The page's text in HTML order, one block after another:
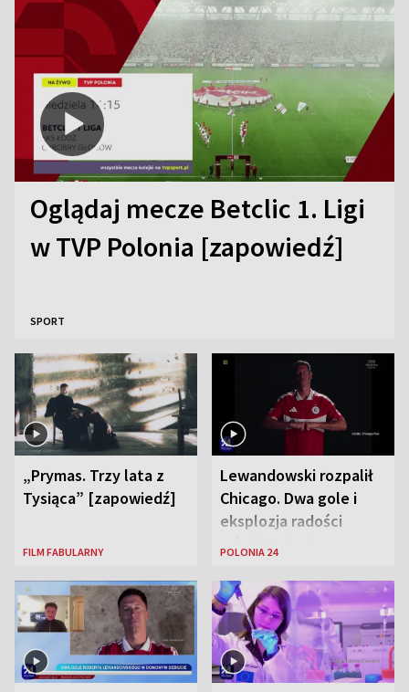
Oglądaj mecze Betclic 1. Ligi
w TVP Polonia [zapowiedź]
SPORT
„Prymas. Trzy lata z
Tysiąca” [zapowiedź]
FILM FABULARNY
Lewandowski rozpalił
Chicago. Dwa gole i
eksplozja radości
wśród Polonii
POLONIA 24